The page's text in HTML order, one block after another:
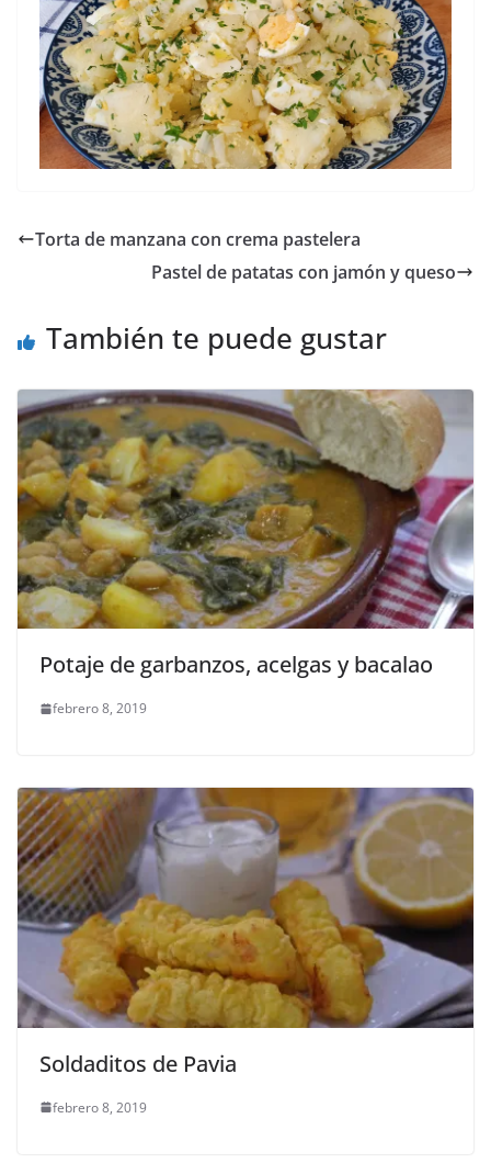
Torta de manzana con crema pastelera
Pastel de patatas con jamón y queso
También te puede gustar
Potaje de garbanzos, acelgas y bacalao
febrero 8, 2019
Soldaditos de Pavia
febrero 8, 2019